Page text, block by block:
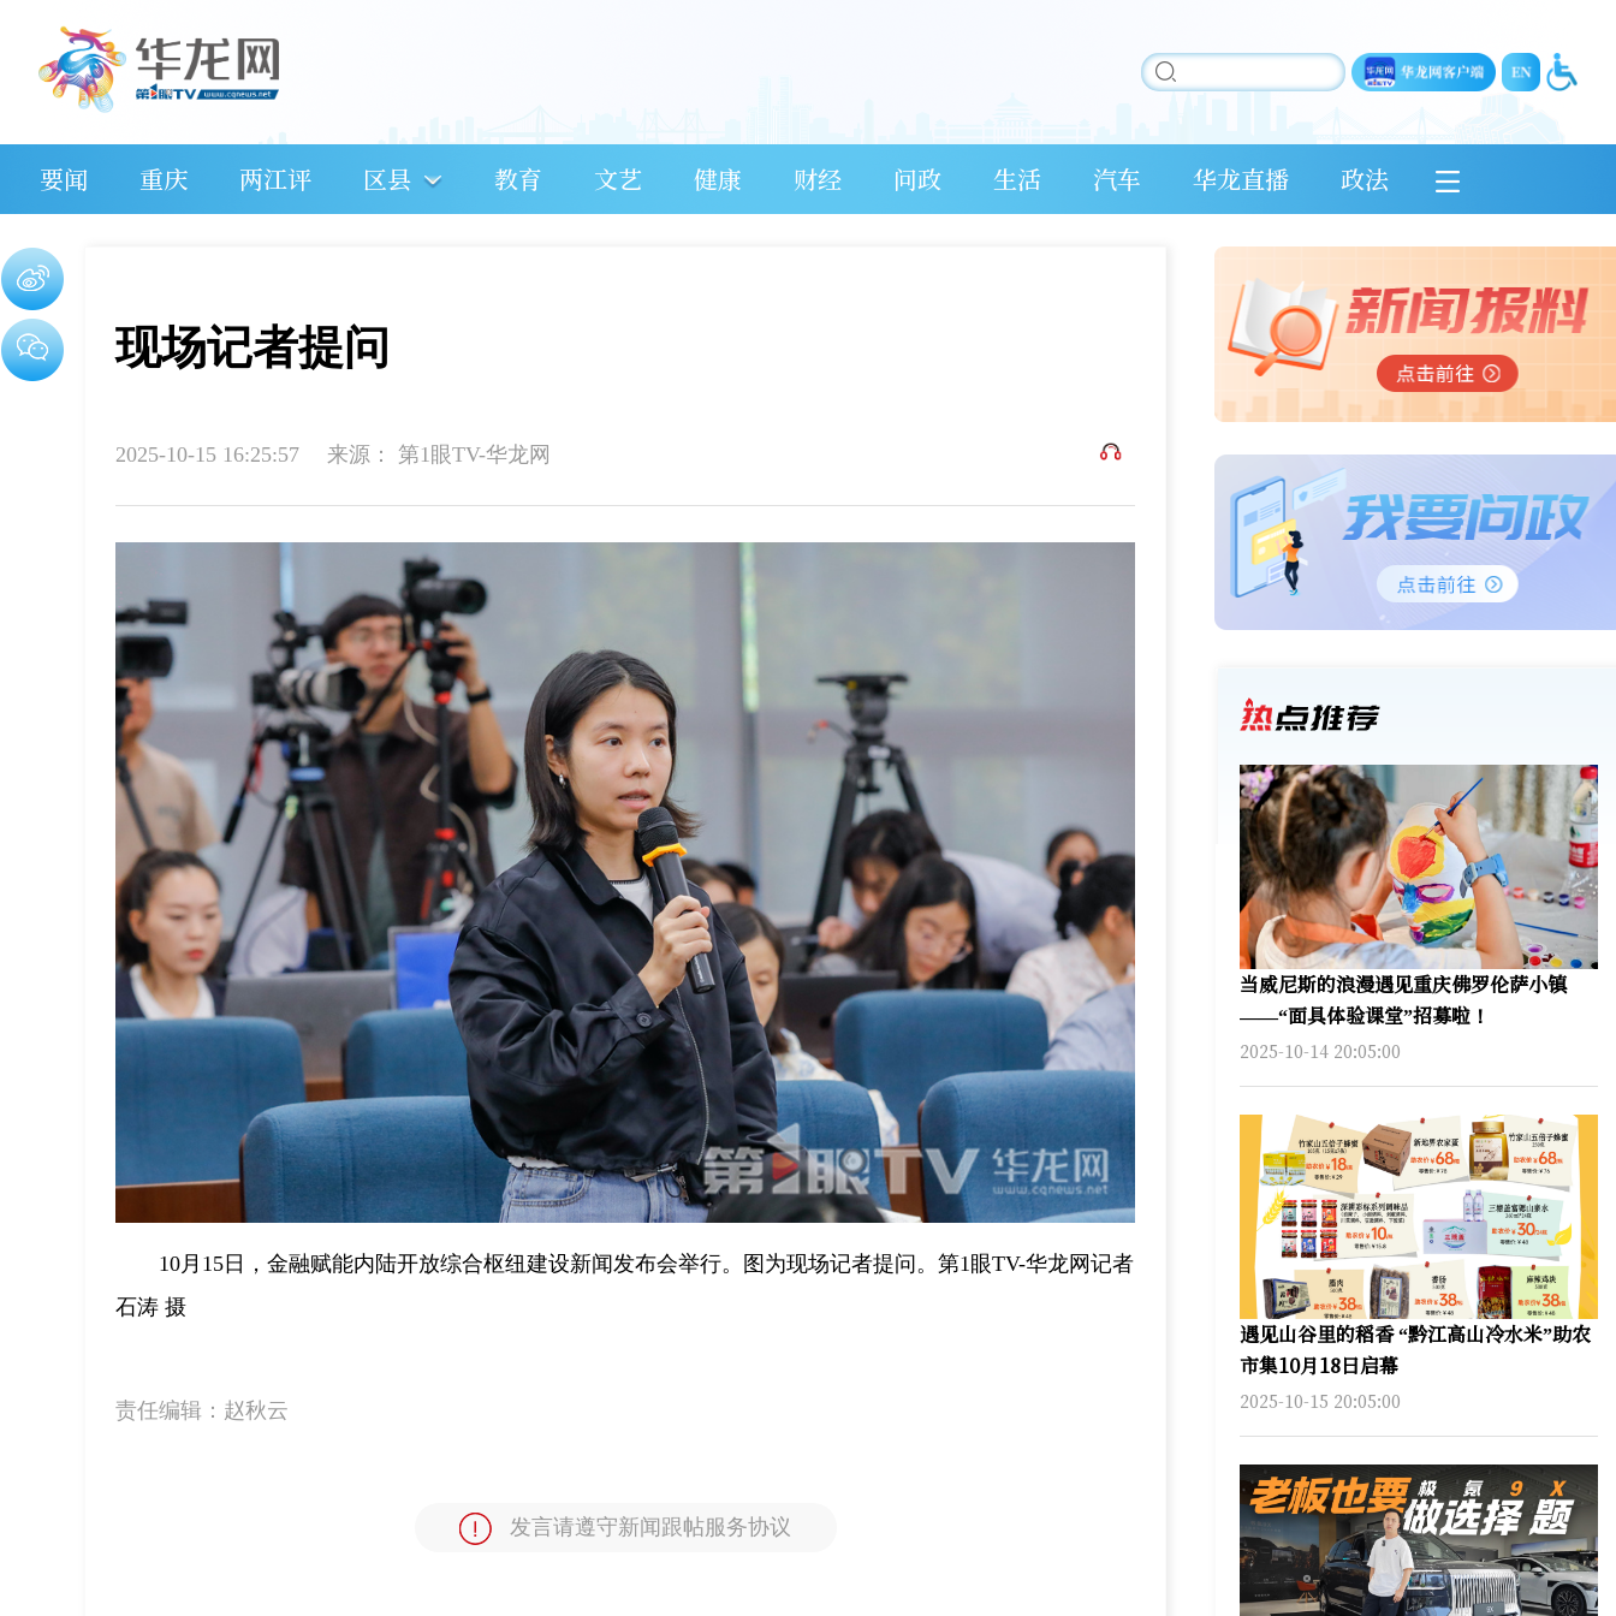
要闻 重庆 两江评 区县 教育 文艺 健康 财经 问政 生活 汽车 华龙直播 政法
现场记者提问
2025-10-15 16:25:57 来源： 第1眼TV-华龙网
10月15日，金融赋能内陆开放综合枢纽建设新闻发布会举行。图为现场记者提问。第1眼TV-华龙网记者
石涛 摄
责任编辑： 赵秋云
发言请遵守新闻跟帖服务协议
当威尼斯的浪漫遇见重庆佛罗伦萨小镇
——“面具体验课堂”招募啦！
2025-10-14 20:05:00
遇见山谷里的稻香 “黔江高山冷水米”助农
市集10月18日启幕
2025-10-15 20:05:00